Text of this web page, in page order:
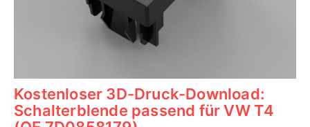
Kostenloser 3D-Druck-Download:
Schalterblende passend für VW T4